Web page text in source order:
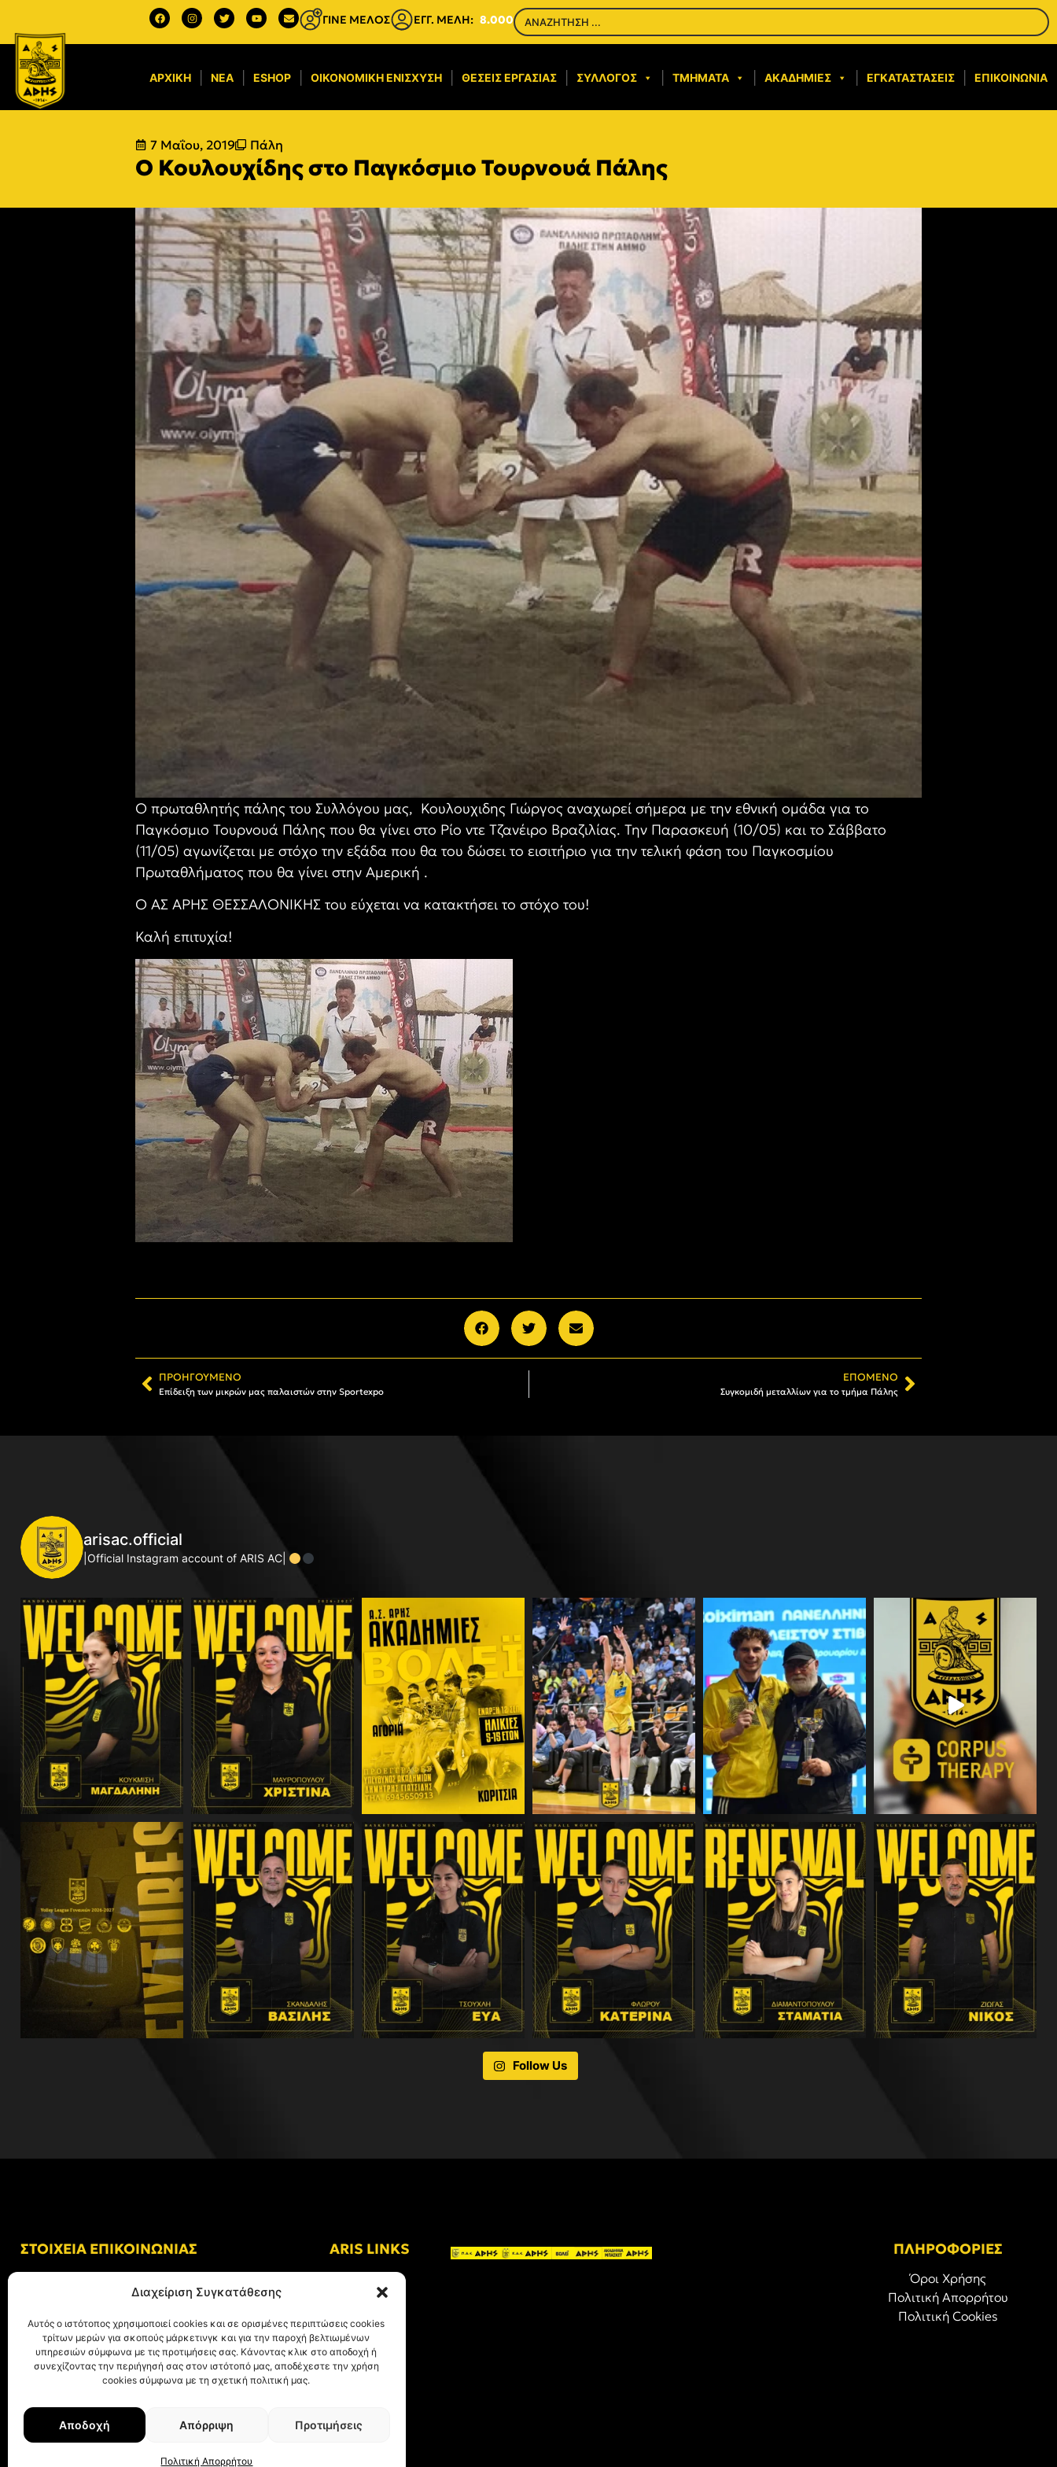
Διαχείριση Συγκατάθεσης
Αυτός ο ιστότοπος χρησιμοποιεί cookies και σε ορισμένες περιπτώσεις cookies
τρίτων μερών για σκοπούς μάρκετινγκ και για την παροχή βελτιωμένων
υπηρεσιών σύμφωνα με τις προτιμήσεις σας. Κάνοντας κλικ στο αποδοχή ή
συνεχίζοντας την περιήγησή σας στον ιστότοπό μας, αποδέχεστε την χρήση
cookies σύμφωνα με τη σχετική πολιτική μας.
Αποδοχή Απόρριψη Προτιμήσεις
Πολιτική Απορρήτου
ΓΙΝΕ ΜΕΛΟΣ ΕΓΓ. ΜΕΛΗ: 8.000
ΑΡΧΙΚΉ ΝΈΑ ESHOP ΟΙΚΟΝΟΜΙΚΉ ΕΝΊΣΧΥΣΗ​ ΘΈΣΕΙΣ ΕΡΓΑΣΊΑΣ ΣΎΛΛΟΓΟΣ ΤΜΉΜΑΤΑ ΑΚΑΔΗΜΊΕΣ ΕΓΚΑΤΑΣΤΆΣΕΙΣ ΕΠΙΚΟΙΝΩΝΊΑ
7 Μαΐου, 2019 Πάλη
Ο Κουλουχίδης στο Παγκόσμιο Τουρνουά Πάλης
Ο πρωταθλητής πάλης του Συλλόγου μας, Κουλουχιδης Γιώργος αναχωρεί σήμερα με την εθνική ομάδα για το
Παγκόσμιο Τουρνουά Πάλης που θα γίνει στο Ρίο ντε Τζανέιρο Βραζιλίας. Την Παρασκευή (10/05) και το Σάββατο
(11/05) αγωνίζεται με στόχο την εξάδα που θα του δώσει το εισιτήριο για την τελική φάση του Παγκοσμίου
Πρωταθλήματος που θα γίνει στην Αμερική .
Ο ΑΣ ΑΡΗΣ ΘΕΣΣΑΛΟΝΙΚΗΣ του εύχεται να κατακτήσει το στόχο του!
Καλή επιτυχία!
ΠΡΟΗΓΟΎΜΕΝΟ
Επίδειξη των μικρών μας παλαιστών στην Sportexpo
ΕΠΌΜΕΝΟ
Συγκομιδή μεταλλίων για το τμήμα Πάλης
arisac.official
|Official Instagram account of ARIS AC|
Follow Us
ΣΤΟΙΧΕΙΑ ΕΠΙΚΟΙΝΩΝΙΑΣ
Αλκμήνης 69, Χαριλάου
Τ.Κ. 54249 Θεσσαλονίκη
Tηλ. Επικοινωνίας:+30 (2310) 305 402
E-mail:
info@aris.gr
ARIS LINKS ΠΛΗΡΟΦΟΡΙΕΣ
Όροι Χρήσης
Πολιτική Απορρήτου
Πολιτική Cookies
© ΑΡΗΣ Α.Σ. All rights reserved.